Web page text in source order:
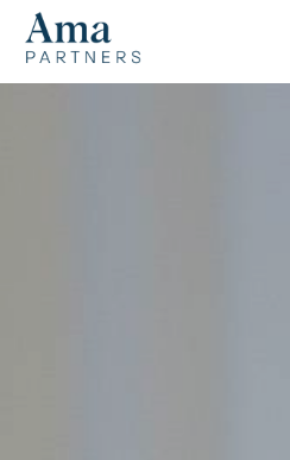
Panneau de gestion des cookies